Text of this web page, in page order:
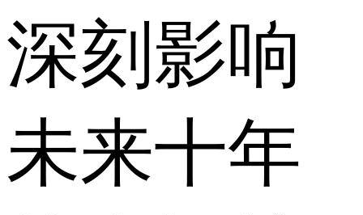
深刻影响
未来十年